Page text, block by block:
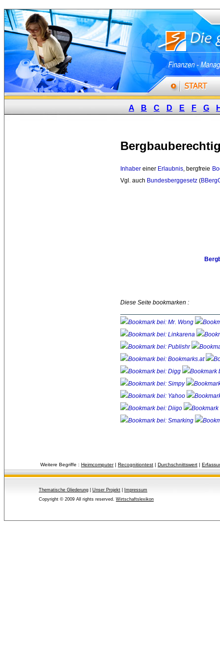
A B C D E F G
Inhaber einer Erlaubnis, bergfreie
Vgl. auch Bundesberggesetz (
Diese Seite bookmarken :
Weitere Begriffe : Heimcomputer| Recognitiontest | Durchschnittswert |
Thematische Gliederung Unser Projekt
Impressum
Copyright © 2009 All rights reserved. Wirtschaftslexikon